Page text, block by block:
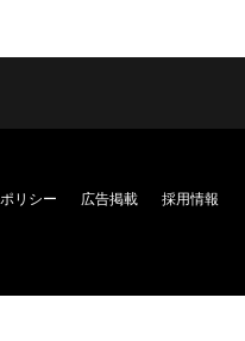
リシー 広告掲載 採用情報